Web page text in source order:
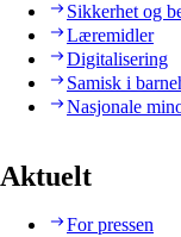
Sikkerhet og
Læremidler
Digitalisering
Samisk i
Nasjonale
Aktuelt
For pressen